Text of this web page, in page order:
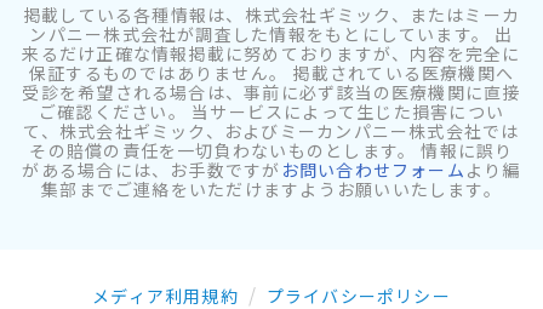
掲載している各種情報は、株式会社ギミック、またはミーカ
ンパニー株式会社が調査した情報をもとにしています。 出
来るだけ正確な情報掲載に努めておりますが、内容を完全に
保証するものではありません。 掲載されている医療機関へ
受診を希望される場合は、事前に必ず該当の医療機関に直接
ご確認ください。 当サービスによって生じた損害につい
て、株式会社ギミック、およびミーカンパニー株式会社では
その賠償の責任を一切負わないものとします。 情報に誤り
がある場合には、お手数ですが お問い合わせフォーム より編
集部までご連絡をいただけますようお願いいたします。
メディア利用規約
プライバシーポリシー